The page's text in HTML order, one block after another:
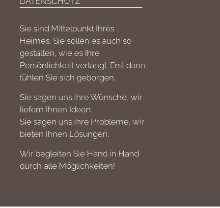
Sie sind Mittelpunkt Ihres
Heimes. Sie sollen es auch so
gestalten, wie es Ihre
Persönlichkeit verlangt. Erst dann
fühlen Sie sich geborgen.
Sie sagen uns ihre Wünsche, wir
liefern Ihnen Ideen.
Sie sagen uns ihre Probleme, wir
bieten Ihnen Lösungen.
Wir begleiten Sie Hand in Hand
durch alle Möglichkeiten!